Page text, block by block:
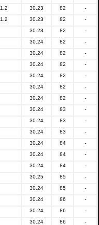
1.2 30.23 82
-
1.2 30.23 82
-
30.23 82
-
30.24 82
-
30.24 82
-
30.24 82
-
30.24 82
-
30.24 82
-
30.24 82
-
30.24 83
-
30.24 83
-
30.24 83
-
30.24 84
-
30.24 84
-
30.24 84
-
30.25 85
-
30.24 85
-
30.24 86
-
30.24 86
-
30.24 86 -